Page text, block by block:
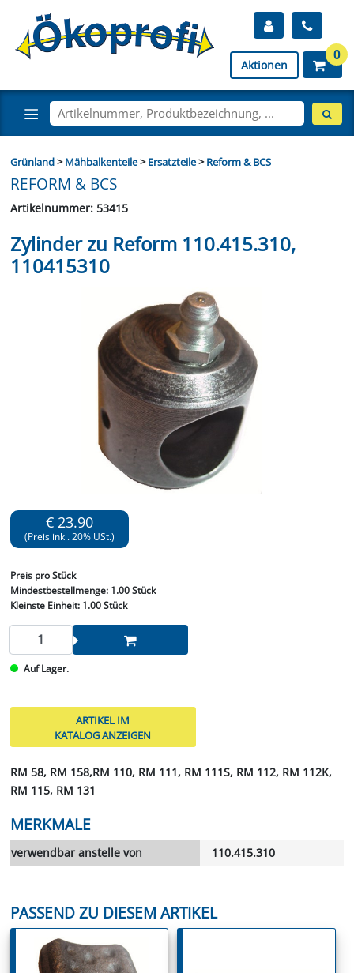
Aktionen
0
Grünland>Mähbalkenteile>Ersatzteile>Reform & BCS
REFORM & BCS
Artikelnummer: 53415
Zylinder zu Reform 110.415.310,
110415310
€ 23.90
(Preis inkl. 20% USt.)
Preis pro Stück
Mindestbestellmenge: 1.00 Stück
Kleinste Einheit:1.00 Stück
Auf Lager.
ARTIKEL IM
KATALOG ANZEIGEN
RM 58, RM 158,RM 110, RM 111, RM 111S, RM 112, RM 112K,
RM 115, RM 131
MERKMALE
verwendbar anstelle von 110.415.310
PASSEND ZU DIESEM ARTIKEL